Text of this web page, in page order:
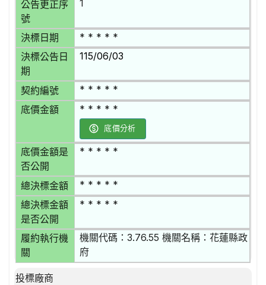
公告更正序
號
1
決標日期 * * * * *
決標公告日
期
115/06/03
契約編號 * * * * *
底價金額 * * * * *
底價分析
底價金額是
否公開
* * * * *
總決標金額 * * * * *
總決標金額
是否公開
* * * * *
履約執行機
關
機關代碼：3.76.55 機關名稱：花蓮縣政
府
投標廠商